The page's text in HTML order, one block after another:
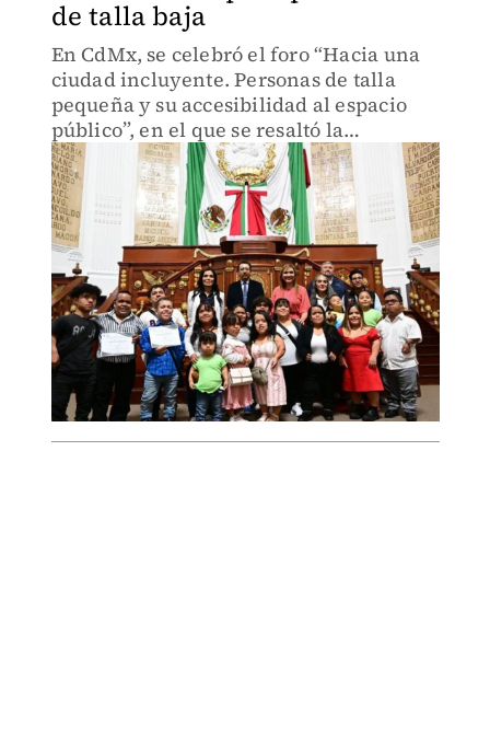
de talla baja
En CdMx, se celebró el foro “Hacia una
ciudad incluyente. Personas de talla
pequeña y su accesibilidad al espacio
público”, en el que se resaltó la
importancia de verles como parte de una
comunidad diversa.